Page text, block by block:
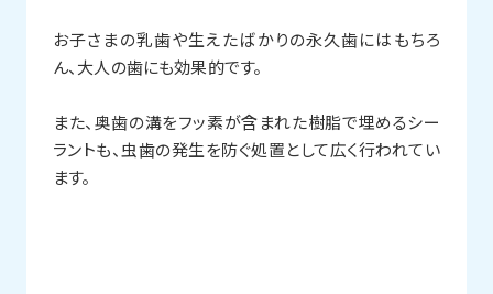
お子さまの乳歯や生えたばかりの永久歯にはもちろ
ん、大人の歯にも効果的です。
また、奥歯の溝をフッ素が含まれた樹脂で埋めるシー
ラントも、虫歯の発生を防ぐ処置として広く行われてい
ます。